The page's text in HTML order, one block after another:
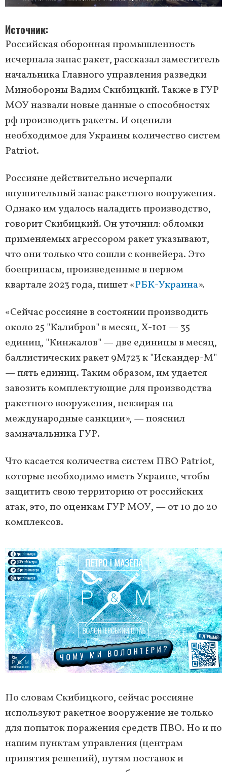
Источник
Российская оборонная промышленность
исчерпала запас ракет, рассказал заместитель
начальника Главного управления разведки
Минобороны Вадим Скибицкий. Также в ГУР
МОУ назвали новые данные о способностях
рф производить ракеты. И оценили
необходимое для Украины количество систем
Patriot.
Россияне действительно исчерпали
внушительный запас ракетного вооружения.
Однако им удалось наладить производство,
говорит Скибицкий. Он уточнил: обломки
применяемых агрессором ракет указывают,
что они только что сошли с конвейера. Это
боеприпасы, произведенные в первом
квартале 2023 года, пишет «РБК-Украина».
«Сейчас россияне в состоянии производить
около 25 "Калибров" в месяц, Х-101 — 35
единиц, "Кинжалов" — две единицы в месяц,
баллистических ракет 9М723 к "Искандер-М"
— пять единиц. Таким образом, им удается
завозить комплектующие для производства
ракетного вооружения, невзирая на
международные санкции», — пояснил
замначальника ГУР.
Что касается количества систем ПВО Patriot,
которые необходимо иметь Украине, чтобы
защитить свою территорию от российских
атак, это, по оценкам ГУР МОУ, — от 10 до 20
комплексов.
По словам Скибицкого, сейчас россияне
используют ракетное вооружение не только
для попыток поражения средств ПВО. Но и по
нашим пунктам управления (центрам
принятия решений), путям поставок и